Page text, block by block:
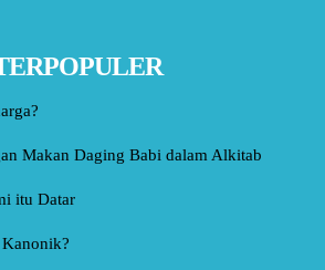
Makan Daging Babi dalam Alkitab
itu Datar